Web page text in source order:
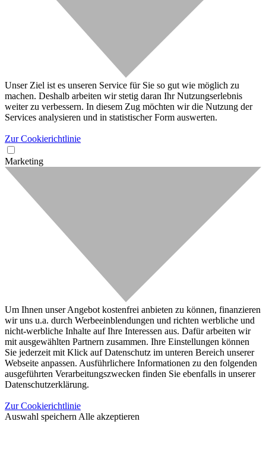
Unser Ziel ist es unseren Service für Sie so gut wie möglich zu
machen. Deshalb arbeiten wir stetig daran Ihr Nutzungserlebnis
weiter zu verbessern. In diesem Zug möchten wir die Nutzung der
Services analysieren und in statistischer Form auswerten.
Zur Cookierichtlinie
Marketing
Um Ihnen unser Angebot kostenfrei anbieten zu können, finanzieren
wir uns u.a. durch Werbeeinblendungen und richten werbliche und
nicht-werbliche Inhalte auf Ihre Interessen aus. Dafür arbeiten wir
mit ausgewählten Partnern zusammen. Ihre Einstellungen können
Sie jederzeit mit Klick auf Datenschutz im unteren Bereich unserer
Webseite anpassen. Ausführlichere Informationen zu den folgenden
ausgeführten Verarbeitungszwecken finden Sie ebenfalls in unserer
Datenschutzerklärung.
Zur Cookierichtlinie
Auswahl speichern Alle akzeptieren